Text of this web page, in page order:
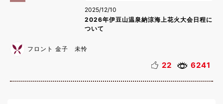
2025/12/10
2026年伊豆山温泉納涼海上花火大会日程に
ついて
フロント 金子 未怜
22 6241